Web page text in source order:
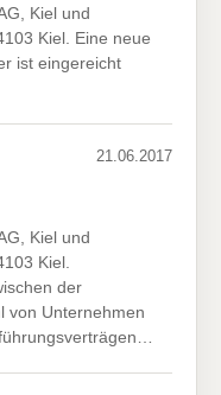
Kiel und
Kiel. Eine neue
ist eingereicht
21.06.2017
Kiel und
Kiel.
der
von Unternehmen